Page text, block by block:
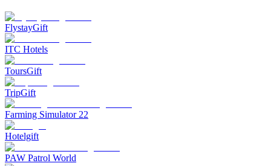
FlystayGift
ITC Hotels
ToursGift
TripGift
Farming Simulator 22
Hotelgift
PAW Patrol World